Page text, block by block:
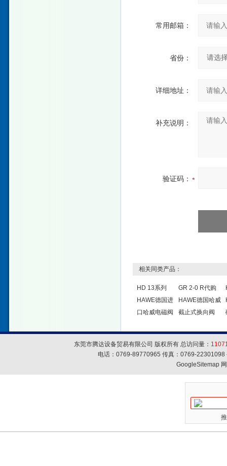
常用邮箱：
省份：
详细地址：
补充说明：
验证码：
相关同类产品：
HD 13系列
HAWE德国进
口哈威电磁阀
GR 2-0 R代购
HAWE德国哈威
截止式换向阀
东莞市腾达设备贸易有限公司 版权所有 总访问量：
电话：0769-89770965 传真：0769-
GoogleSitemap网